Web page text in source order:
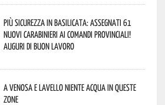
Più sicurezza in Basilicata: assegnati 61
nuovi Carabinieri ai Comandi provinciali!
Auguri di buon lavoro
A Venosa e Lavello niente acqua in queste
zone